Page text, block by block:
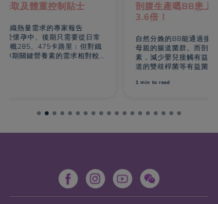
剖腹生產嘅BB患上呼吸道敏感症風險高
自然分娩的BB能通過接觸母體的陰道和皮膚，獲得
母親的腸道菌群。而剖腹分娩時會於母體注射抗生
素，減少嬰兒接觸有益菌群的機會，令BB定植在腸
道的雙歧桿菌等有益菌比較晚，而且數量少1。臨床
較高。更有數據顯示，經剖腹生產的嬰兒日後患上
有益腸道菌群的建立，並及早採取預防敏感措施。